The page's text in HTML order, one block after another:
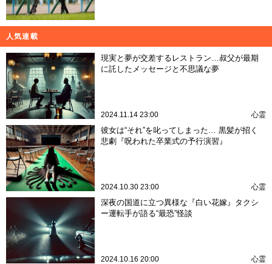
人気連載
現実と夢が交差するレストラン…叔父が最期
に託したメッセージと不思議な夢
2024.11.14 23:00 心霊
彼女は“それ”を叱ってしまった… 黒髪が招く
悲劇『呪われた卒業式の予行演習』
2024.10.30 23:00 心霊
深夜の国道に立つ異様な『白い花嫁』タクシ
ー運転手が語る“最恐”怪談
2024.10.16 20:00 心霊